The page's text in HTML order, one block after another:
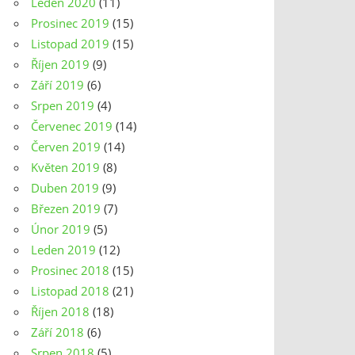
Prosinec 2019 (15)
Listopad 2019 (15)
Říjen 2019 (9)
Září 2019 (6)
Srpen 2019 (4)
Červenec 2019 (14)
Červen 2019 (14)
Květen 2019 (8)
Duben 2019 (9)
Březen 2019 (7)
Únor 2019 (5)
Leden 2019 (12)
Prosinec 2018 (15)
Listopad 2018 (21)
Říjen 2018 (18)
Září 2018 (6)